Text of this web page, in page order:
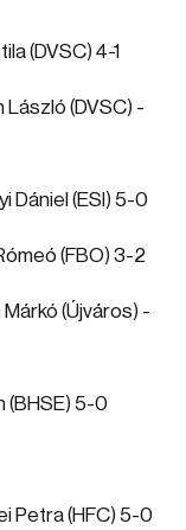
(DVSC) 4-1
László (DVSC) -
Dániel (ESI) 5-0
(FBO) 3-2
(Újváros) -
(BHSE) 5-0
Petra (HFC) 5-0